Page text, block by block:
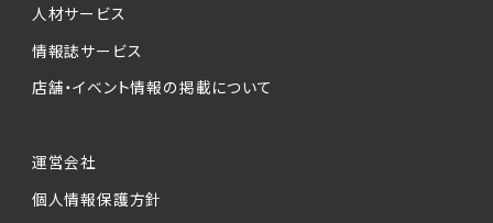
人材サービス
情報誌サービス
店舗・イベント情報の掲載について
運営会社
個人情報保護方針